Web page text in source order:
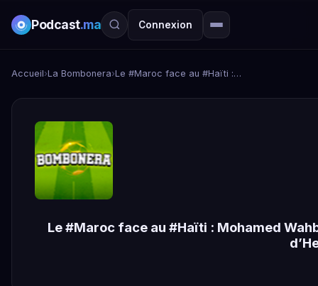
Podcast.ma Connexion
Accueil›La Bombonera› Le #Maroc face au #Haïti : Mohamed Wahbi doit-il faire tourner son effectif ? Le flop de la #Tunisie et les débuts compliqués d’Hervé Renard. mais où est Cristiano Ronaldo ?
Le #Maroc face au #Haïti : Mohamed